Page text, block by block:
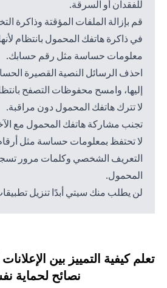
للفقدان أو السرقة.
قم بإزالة الملفات المؤقتة وذاكرة
في ذاكرة هاتفك المحمول بانتظام
معلومات حساسة مثل رقم حسابك.
احذف الرسائل النصية القصيرة
إليها، وامسح محفوظات التصفح
لا تترك هاتفك المحمول دون مراقبة.
تجنب مشاركة هاتفك المحمول مع
لا تحتفظ بمعلومات حساسة مثل
التعريف الشخصي وكلمات مرور
المحمول.
لن يطلب منك سيتي أبدًا تنزيل
تعلم كيفية التمييز بين
نصائح لحماية